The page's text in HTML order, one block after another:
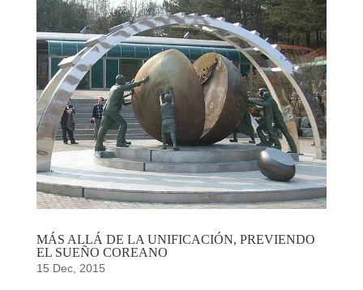
MÁS ALLÁ DE LA UNIFICACIÓN, PREVIENDO
EL SUEÑO COREANO
15 Dec, 2015